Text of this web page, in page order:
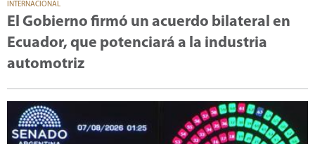
INTERNACIONAL
El Gobierno firmó un acuerdo bilateral en
Ecuador, que potenciará a la industria
automotriz